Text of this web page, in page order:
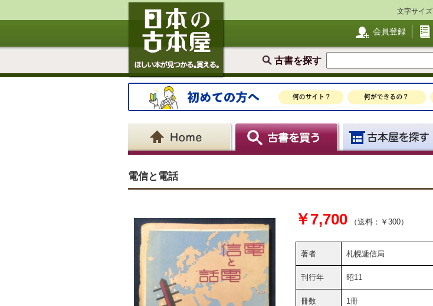
文字サイズ
会員登録
古書を探す
電信と電話
￥7,700 （送料：￥300）
著者 札幌逓信局
刊行年 昭11
冊数 1冊